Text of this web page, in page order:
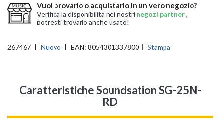
Vuoi provarlo o acquistarlo in un vero negozio?
Verifica la disponibilita nei nostri negozi partner,
potresti trovarlo anche usato!
267467 Nuovo EAN: 8054301337800 Stampa
Caratteristiche Soundsation SG-25N-
RD